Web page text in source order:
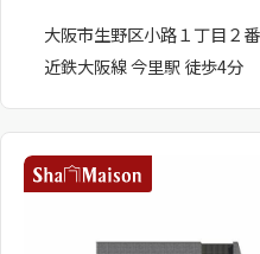
大阪市生野区小路１丁目２
近鉄大阪線 今里駅 徒歩4分